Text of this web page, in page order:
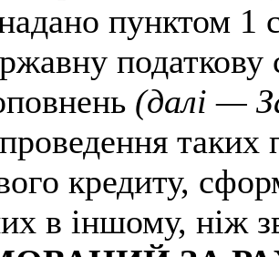
пунктом 1
податкову
(далі —
таких
кредиту,
в іншому, ніж